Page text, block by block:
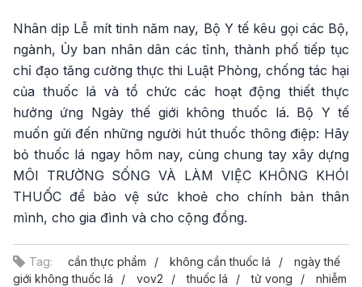
Nhân dịp Lễ mít tinh năm nay, Bộ Y tế kêu gọi các Bộ,
ngành, Ủy ban nhân dân các tỉnh, thành phố tiếp tục
chỉ đạo tăng cường thực thi Luật Phòng, chống tác hại
của thuốc lá và tổ chức các hoạt động thiết thực
hưởng ứng Ngày thế giới không thuốc lá. Bộ Y tế
muốn gửi đến những người hút thuốc thông điệp: Hãy
bỏ thuốc lá ngay hôm nay, cùng chung tay xây dựng
MÔI TRƯỜNG SỐNG VÀ LÀM VIỆC KHÔNG KHÓI
THUỐC để bảo vệ sức khoẻ cho chính bản thân
mình, cho gia đình và cho cộng đồng.
Tag: cần thực phẩm không cần thuốc lá
ngày thế
giới không thuốc lá
vov2 thuốc lá tử vong
nhiễm